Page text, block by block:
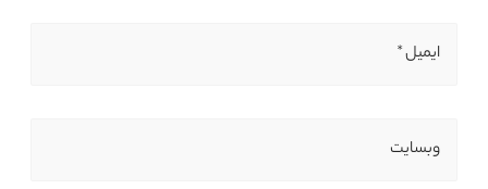
ایمیل *
وبسایت